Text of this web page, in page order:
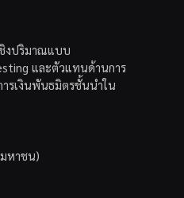
งปริมาณแบบ
และตัวแทนด้านการ
รเงินพันธมิตรชั้นนำใน
หาชน)